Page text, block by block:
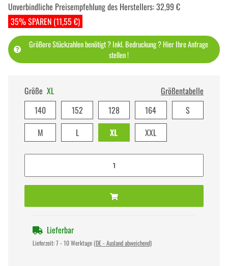
35% SPAREN (11,55 €)
Unverbindliche Preisempfehlung des Herstellers:32,99 €
Größere Stückzahlen benötigt ? Inkl. Bedruckung ? Hier Ihre Anfrage
stellen !
Größe XL
Größentabelle
140
152 128 164
S
M
L XL XXL
Lieferbar
Lieferzeit:7 - 10 Werktage (DE - Ausland abweichend)